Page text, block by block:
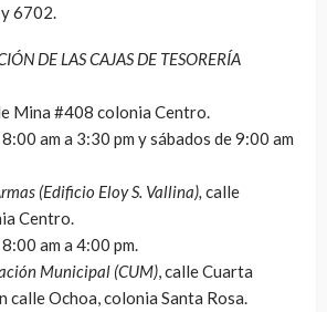
6702.
DE LAS CAJAS DE TESORERÍA
Mina #408 colonia Centro.
am a 3:30 pm y sábados de 9:00 am
(Edificio Eloy S. Vallina), calle
Centro.
am a 4:00 pm.
Municipal (CUM), calle Cuarta
calle Ochoa, colonia Santa Rosa.